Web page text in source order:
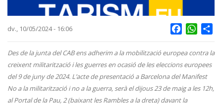
dv., 10/05/2024 - 16:06 Facebook
Des de la junta del CAB ens adherim a la mobilització europea contra la
creixent militarització i les guerres en ocasió de les eleccions europees
del 9 de juny de 2024. L’acte de presentació a Barcelona del Manifest
No a la militarització i no a la guerra, serà el dijous 23 de maig a les 12h,
al Portal de la Pau, 2 (baixant les Rambles a la dreta) davant la